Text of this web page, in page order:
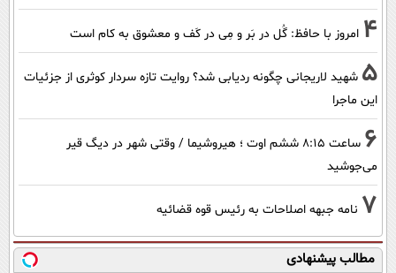
4 امروز با حافظ: گُل در بَر و مِی در کَف و معشوق به کام است
5 شهید لاریجانی چگونه ردیابی شد؟ روایت تازه سردار کوثری از جزئیات
این ماجرا
6
ساعت ۸:۱۵ ششم اوت ؛ هیروشیما / وقتی شهر در دیگ قیر
می‌جوشید
7 نامه جبهه اصلاحات به رئیس قوه قضائیه
مطالب پیشنهادی